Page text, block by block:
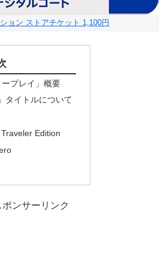
ョン ストアチケット 1,100円
プレイ」概要
タイトルについて
Edition
ポンサーリンク